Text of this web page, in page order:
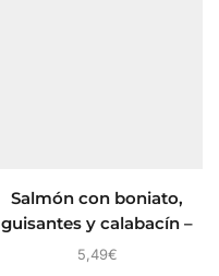
Salmón con boniato,
guisantes y calabacín –
Alimento Completo para
5,49€